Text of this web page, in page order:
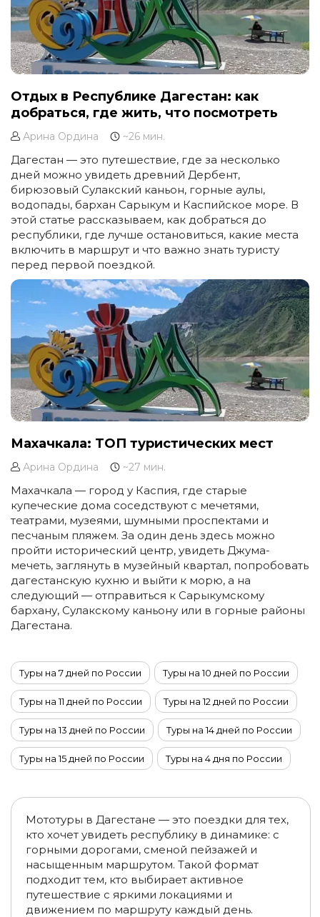
Отдых в Республике Дагестан: как
добраться, где жить, что посмотреть
Арина Ордина ~26 мин.
Дагестан — это путешествие, где за несколько
дней можно увидеть древний Дербент,
бирюзовый Сулакский каньон, горные аулы,
водопады, бархан Сарыкум и Каспийское море. В
этой статье рассказываем, как добраться до
республики, где лучше остановиться, какие места
включить в маршрут и что важно знать туристу
перед первой поездкой.
Махачкала: ТОП туристических мест
Арина Ордина ~27 мин.
Махачкала — город у Каспия, где старые
купеческие дома соседствуют с мечетями,
театрами, музеями, шумными проспектами и
песчаным пляжем. За один день здесь можно
пройти исторический центр, увидеть Джума-
мечеть, заглянуть в музейный квартал, попробовать
дагестанскую кухню и выйти к морю, а на
следующий — отправиться к Сарыкумскому
бархану, Сулакскому каньону или в горные районы
Дагестана.
Туры на 7 дней по России Туры на 10 дней по России
Туры на 11 дней по России Туры на 12 дней по России
Туры на 13 дней по России Туры на 14 дней по России
Туры на 15 дней по России Туры на 4 дня по России
Туры на 9 дней по России Туры на 8 дней по России
Туры в ноябре по России Туры в октябре по России
Туры из Казани Туры в декабре по России
Туры по России из Москвы
Мототуры в Дагестане — это поездки для тех,
кто хочет увидеть республику в динамике: с
горными дорогами, сменой пейзажей и
насыщенным маршрутом. Такой формат
подходит тем, кто выбирает активное
путешествие с яркими локациями и
движением по маршруту каждый день.